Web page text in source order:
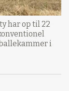
har op til 22
i